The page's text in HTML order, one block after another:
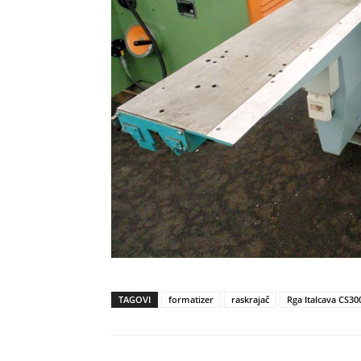
TAGOVI formatizer raskrajač Rga Italcava